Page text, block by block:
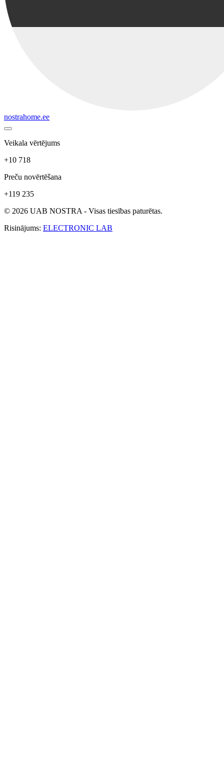
nostrahome.ee
Veikala vērtējums
+10 718
Preču novērtēšana
+119 235
© 2026 UAB NOSTRA - Visas tiesības paturētas.
Risinājums: ELECTRONIC LAB